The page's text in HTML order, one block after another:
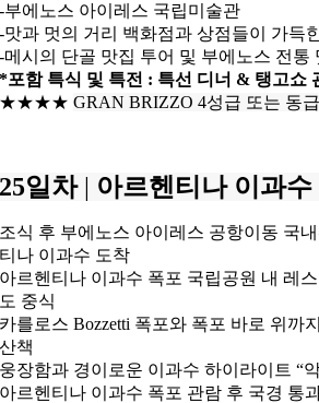
-부에노스 아이레스 국립미술관
-맛과 멋의 거리 백화점과 상점들이 가득
-메시의 단골 맛집 투어 및 부에노스 전통
*포함 특식 및 특전 : 특선 디너 & 탱고쇼
★★★★GRAN BRIZZO 4성급 또는 동급
25일차 | 아르헨티나 이과수
조식 후 부에노스 아이레스 공항이동 국
티나 이과수 도착
아르헨티나 이과수 폭포 국립공원 내 레
도 중식
카를로스 Bozzetti 폭포와 폭포 바로 위까
산책
웅장함과 경이로운 이과수 하이라이트 “
아르헨티나 이과수 폭포 관람 후 국경 통